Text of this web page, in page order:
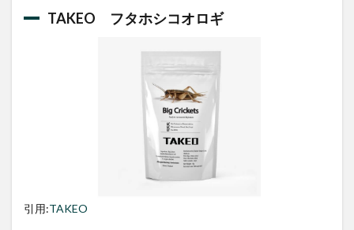
TAKEO フタホシコオロギ
引用:TAKEO